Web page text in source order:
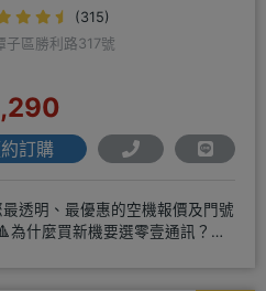
(315)
子區勝利路317號
訂購
最透明、最優惠的空機報價及門號
為什麼買新機要選零壹通訊？